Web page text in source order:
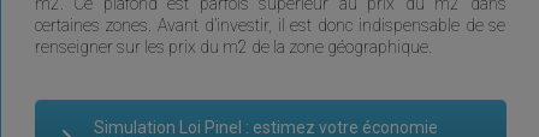
certaines zones. Avant d’investir, il est donc indispensable de se
renseigner sur les prix du m2 de la zone géographique.
Simulation Loi Pinel : estimez votre économie